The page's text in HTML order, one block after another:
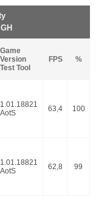
Game
Version
Test Tool
FPS %
1.01.18821
AotS
63,4 100
1.01.18821
AotS
62,8 99